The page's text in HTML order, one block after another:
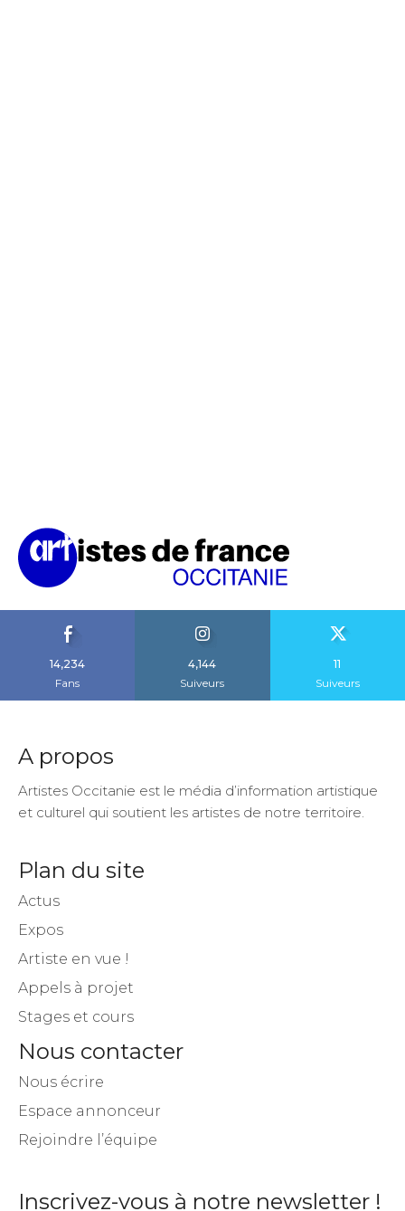
14,234
Fans
4,144
Suiveurs
11
Suiveurs
A propos
Artistes Occitanie est le média d’information artistique
et culturel qui soutient les artistes de notre territoire.
Plan du site
Actus
Expos
Artiste en vue !
Appels à projet
Stages et cours
Nous contacter
Nous écrire
Espace annonceur
Rejoindre l’équipe
Inscrivez-vous à notre newsletter !